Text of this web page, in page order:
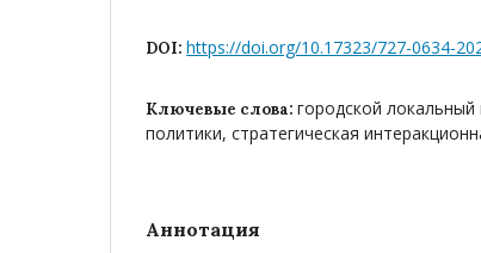
DOI: https://doi.org/10.17323/727-0634-
Ключевые слова: городской
политики, стратегическая
Аннотация